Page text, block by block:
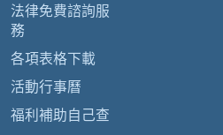
法律免費諮詢服
務
各項表格下載
活動行事曆
福利補助自己查